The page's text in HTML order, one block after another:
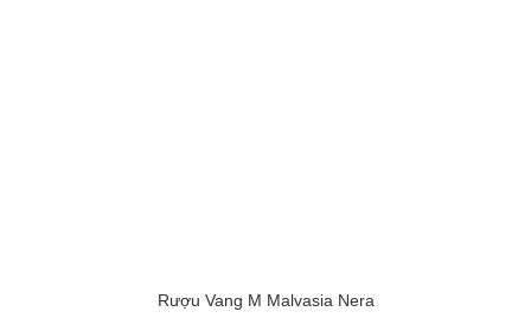
Rượu Vang M Malvasia Nera